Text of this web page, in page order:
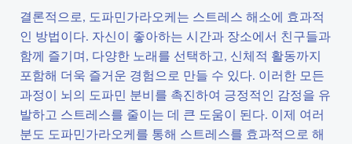
결론적으로, 도파민가라오케는 스트레스 해소에 효과적
인 방법이다. 자신이 좋아하는 시간과 장소에서 친구들과
함께 즐기며, 다양한 노래를 선택하고, 신체적 활동까지
포함해 더욱 즐거운 경험으로 만들 수 있다. 이러한 모든
과정이 뇌의 도파민 분비를 촉진하여 긍정적인 감정을 유
발하고 스트레스를 줄이는 데 큰 도움이 된다. 이제 여러
분도 도파민가라오케를 통해 스트레스를 효과적으로 해